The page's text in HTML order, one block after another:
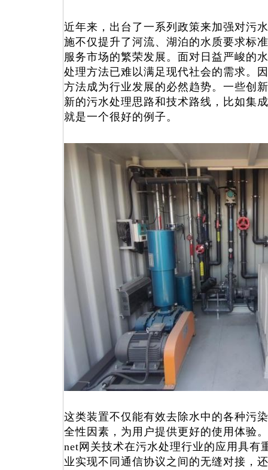
近年来，出台了一系列政策来加强对污
施不仅提升了河流、湖泊的水质要求标
服务市场的繁荣发展。面对日益严峻的
处理方法已难以满足现代社会的需求。
方法成为行业发展的必然趋势。一些创
新的污水处理思路和技术路线，比如集
就是一个很好的例子。
这类装置不仅能有效去除水中的各种污
全性因素，为用户提供更好的使用体验
net网关技术在污水处理行业的应用具有
业实现不同通信协议之间的无缝对接，